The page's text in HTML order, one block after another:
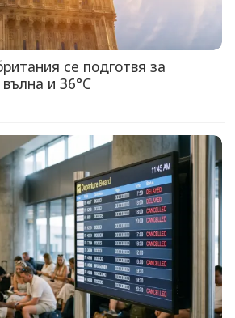
се подготвя за
и 36°C